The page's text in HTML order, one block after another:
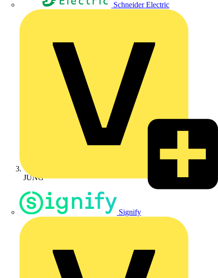
Schneider Electric
Signify
JUNG